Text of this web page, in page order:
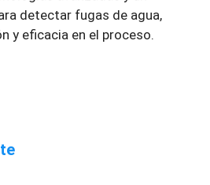
detectar fugas de agua,
y eficacia en el proceso.